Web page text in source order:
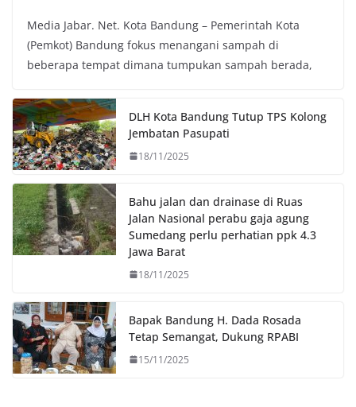
c
e
b
o
k
i
t
t
r
a
t
s
p
p
p
y
L
n
k
Media Jabar. Net. Kota Bandung – Pemerintah Kota
(Pemkot) Bandung fokus menangani sampah di
beberapa tempat dimana tumpukan sampah berada,
DLH Kota Bandung Tutup TPS Kolong
Jembatan Pasupati
18/11/2025
Bahu jalan dan drainase di Ruas
Jalan Nasional perabu gaja agung
Sumedang perlu perhatian ppk 4.3
Jawa Barat
18/11/2025
Bapak Bandung H. Dada Rosada
Tetap Semangat, Dukung RPABI
15/11/2025